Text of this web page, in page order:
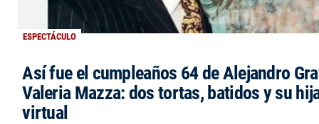
ESPECTÁCULO
Así fue el cumpleaños 64 de Alejandro
Valeria Mazza: dos tortas, batidos y su
virtual